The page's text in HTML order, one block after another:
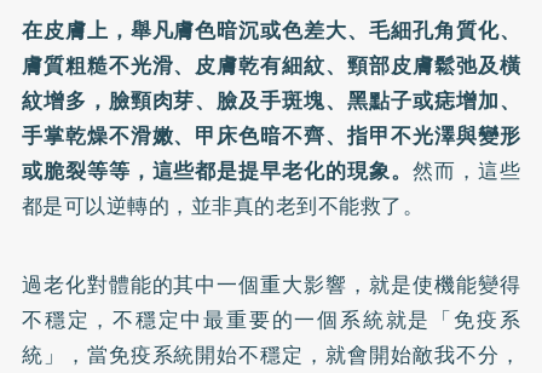
在皮膚上，舉凡膚色暗沉或色差大、毛細孔角質化、
膚質粗糙不光滑、皮膚乾有細紋、頸部皮膚鬆弛及橫
紋增多，臉頸肉芽、臉及手斑塊、黑點子或痣增加、
手掌乾燥不滑嫩、甲床色暗不齊、指甲不光澤與變形
或脆裂等等，這些都是提早老化的現象。 然而，這些
都是可以逆轉的，並非真的老到不能救了。
過老化對體能的其中一個重大影響，就是使機能變得
不穩定，不穩定中最重要的一個系統就是「免疫系
統」，當免疫系統開始不穩定，就會開始敵我不分，